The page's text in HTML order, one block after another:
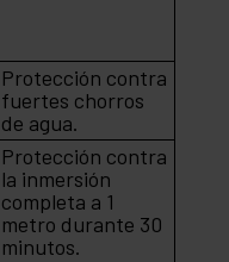
Protección contra
fuertes chorros
de agua.
Protección contra
la inmersión
completa a 1
metro durante 30
minutos.